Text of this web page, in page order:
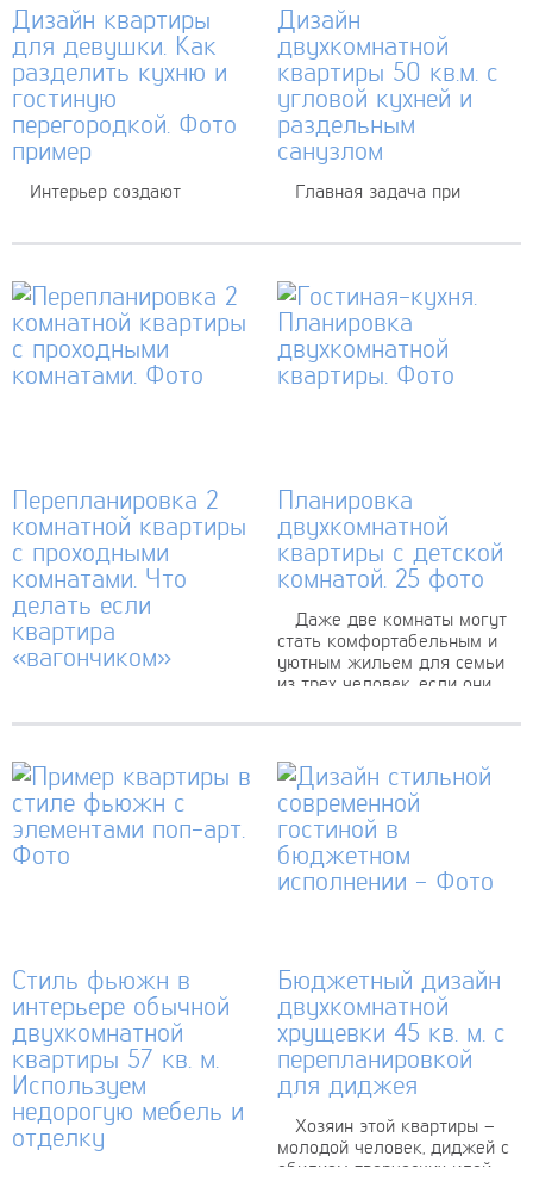
Дизайн квартиры
для девушки. Как
разделить кухню и
гостиную
перегородкой. Фото
пример
Интерьер создают
Современная обстановка и
четкие формы
воспринимаются свежо,
ощущается легкость.
Элегантный дизайн 2
комнатной квартиры...
Дизайн
двухкомнатной
квартиры 50 кв.м. с
угловой кухней и
раздельным
санузлом
Главная задача при
Для дизайна квартир 50 кв.
м подходят современные
стили – минимализм, эко-
минимализм, лофт. Здесь...
Перепланировка 2
комнатной квартиры
с проходными
комнатами. Что
делать если
квартира
«вагончиком»
владельцем небольшой
проходными комнатами, не
спешите отчаиваться. Ведь
границы комнаты можно
перенести, а пространство
расширить. Как это
сделать?...
Планировка
двухкомнатной
квартиры с детской
комнатой. 25 фото
Даже две комнаты могут
стать комфортабельным и
уютным жильем для семьи
из трех человек, если они
современной планировкой.
квартиры...
Стиль фьюжн в
интерьере обычной
двухкомнатной
квартиры 57 кв. м.
Используем
недорогую мебель и
отделку
Бюджетный дизайн
двухкомнатной
хрущевки 45 кв. м. с
перепланировкой
для диджея
Хозяин этой квартиры –
молодой человек, диджей с
обилием творческих идей.